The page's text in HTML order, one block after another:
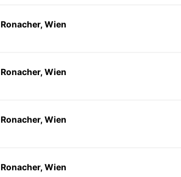
Ronacher, Wien
Ronacher, Wien
Ronacher, Wien
Ronacher, Wien